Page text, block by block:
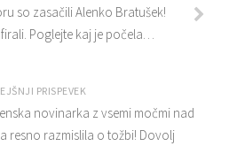
so zasačili Alenko Bratušek!
Poglejte kaj je počela…
PRISPEVEK
novinarka z vsemi močmi nad
resno razmislila o tožbi! Dovolj